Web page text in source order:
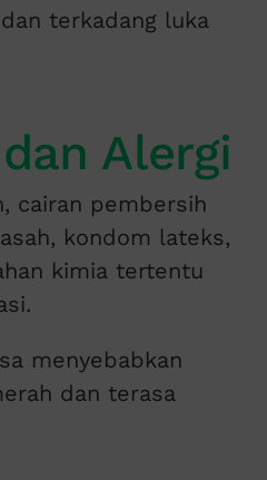
terkadang luka
Alergi
cairan pembersih
kondom lateks,
kimia tertentu
menyebabkan
dan terasa